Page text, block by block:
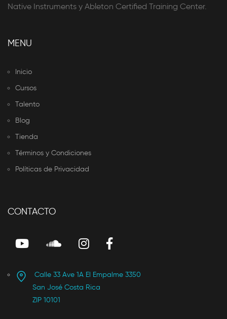
Native Instruments y Ableton Certified Training Center.
MENU
Inicio
Cursos
Talento
Blog
Tienda
Términos y Condiciones
Políticas de Privacidad
CONTACTO
Calle 33 Ave 1A El Empalme 3350
San José Costa Rica
ZIP 10101